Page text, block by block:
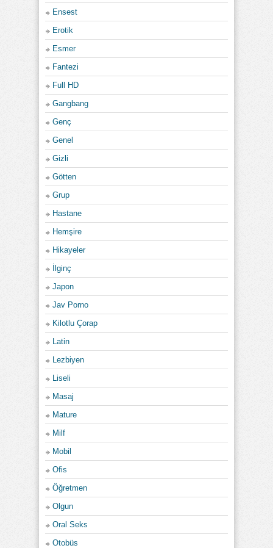
Ensest
Erotik
Esmer
Fantezi
Full HD
Gangbang
Genç
Genel
Gizli
Götten
Grup
Hastane
Hemşire
Hikayeler
İlginç
Japon
Jav Porno
Kilotlu Çorap
Latin
Lezbiyen
Liseli
Masaj
Mature
Milf
Mobil
Ofis
Öğretmen
Olgun
Oral Seks
Otobüs